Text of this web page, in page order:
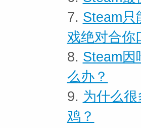
7. Steam只
戏绝对合你
8. Steam因
么办？
9. 为什么
鸡？